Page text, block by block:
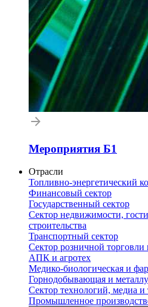
Мероприятия Б1
Отрасли
Топливно-энергетический
Финансовый сектор
Государственный сектор
Сектор недвижимости,
строительства
Транспортный сектор
Сектор розничной торговли
АПК и агротех
Медико-биологическая и
Горнодобывающая и
Сектор технологий, медиа
Промышленное